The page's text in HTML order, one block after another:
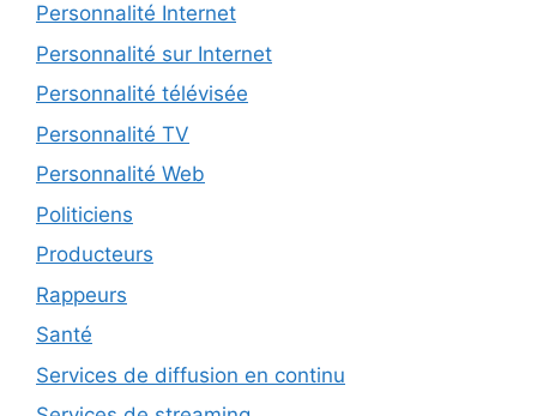
Personnalité Internet
Personnalité sur Internet
Personnalité télévisée
Personnalité TV
Personnalité Web
Politiciens
Producteurs
Rappeurs
Santé
Services de diffusion en continu